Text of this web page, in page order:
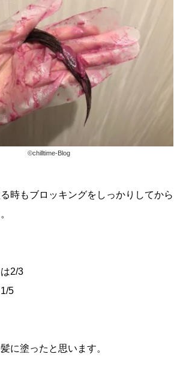
©chilltime-Blog
時もブロッキングをしっかりしてから
2/3
5
に塗ったと思います。